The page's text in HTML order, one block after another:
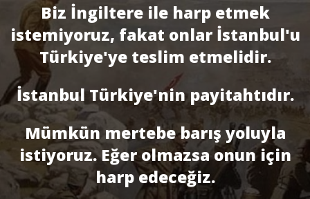
Biz İngiltere ile harp etmek
istemiyoruz, fakat onlar İstanbul'u
Türkiye'ye teslim etmelidir.
İstanbul Türkiye'nin payitahtıdır.
Mümkün mertebe barış yoluyla
istiyoruz. Eğer olmazsa onun için
harp edeceğiz.